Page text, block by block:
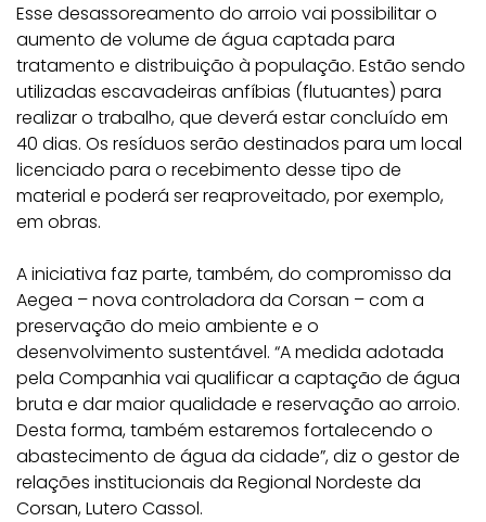
Esse desassoreamento do arroio vai possibilitar o
aumento de volume de água captada para
tratamento e distribuição à população. Estão sendo
utilizadas escavadeiras anfíbias (flutuantes) para
realizar o trabalho, que deverá estar concluído em
40 dias. Os resíduos serão destinados para um local
licenciado para o recebimento desse tipo de
material e poderá ser reaproveitado, por exemplo,
em obras.
A iniciativa faz parte, também, do compromisso da
Aegea – nova controladora da Corsan – com a
preservação do meio ambiente e o
desenvolvimento sustentável. “A medida adotada
pela Companhia vai qualificar a captação de água
bruta e dar maior qualidade e reservação ao arroio.
Desta forma, também estaremos fortalecendo o
abastecimento de água da cidade”, diz o gestor de
relações institucionais da Regional Nordeste da
Corsan, Lutero Cassol.